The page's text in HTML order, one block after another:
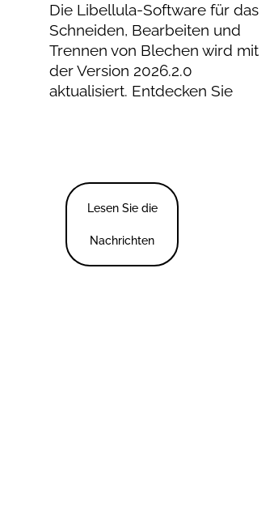
Die Libellula-Software für das
Schneiden, Bearbeiten und
Trennen von Blechen wird mit
der Version 2026.2.0
aktualisiert. Entdecken Sie
Lesen Sie die
Nachrichten